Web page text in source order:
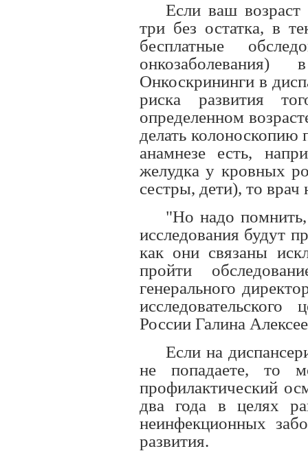
Если ваш
три без остатка, в
бесплатные
онкозаболевания)
Онкоскрининги в
риска развития
определенном
делать
анамнезе есть,
желудка у кровных
сестры, дети), то врач
"Но надо помнить,
исследования будут
как они связаны
пройти
генерального
России Галина
Если на
не попадаете, то
профилактический
два года в целях
неинфекционных
развития.